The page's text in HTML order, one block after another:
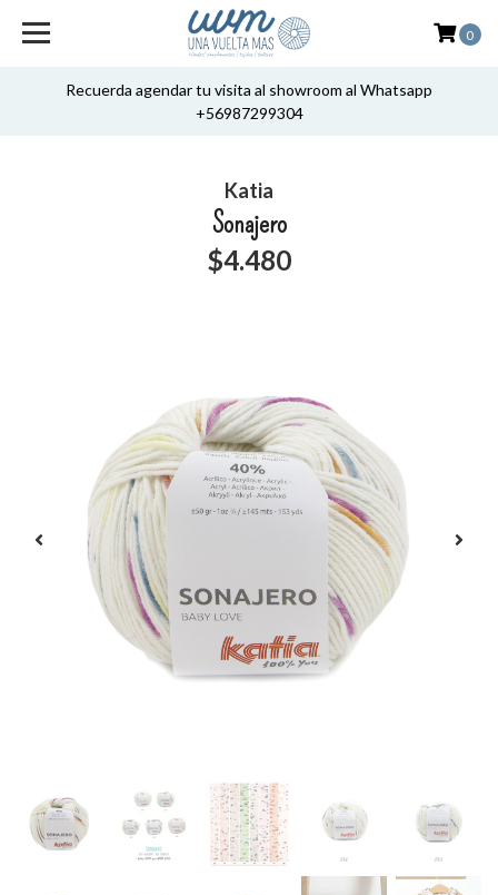
Recuerda agendar tu visita al showroom al Whatsapp
+56987299304
0
Katia
Sonajero
$4.480